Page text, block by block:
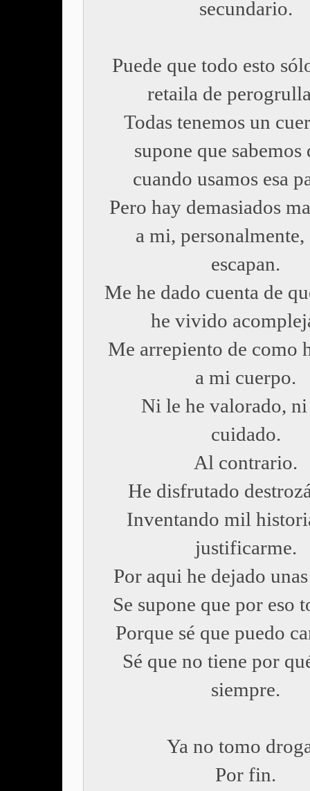
secundario.
Puede que todo esto
retaila de
Todas tenemos un
supone que sabemos
cuando usamos esa
Pero hay demasiados
a mi, personalmente,
escapan.
Me he dado cuenta de
he vivido
Me arrepiento de como
a mi cuerpo.
Ni le he valorado,
cuidado.
Al contrario.
He disfrutado
Inventando mil
justificarme.
Por aqui he dejado
Se supone que por eso
Porque sé que puedo
Sé que no tiene por
siempre.
Ya no tomo
Por fin.